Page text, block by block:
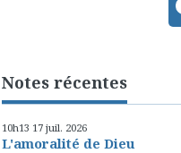
Notes récentes
10h13 17 juil. 2026
L'amoralité de Dieu